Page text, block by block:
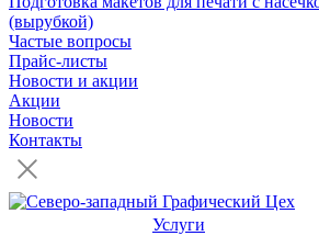
(вырубкой)
Частые вопросы
Прайс-листы
Новости и акции
Акции
Новости
Контакты
Услуги